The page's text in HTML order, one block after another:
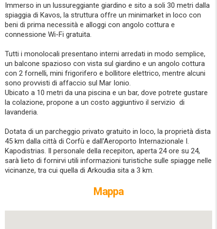
Immerso in un lussureggiante giardino e sito a soli 30 metri dalla
spiaggia di Kavos, la struttura offre un minimarket in loco con
beni di prima necessità e alloggi con angolo cottura e
connessione Wi-Fi gratuita.
Tutti i monolocali presentano interni arredati in modo semplice,
un balcone spazioso con vista sul giardino e un angolo cottura
con 2 fornelli, mini frigorifero e bollitore elettrico, mentre alcuni
sono provvisti di affaccio sul Mar Ionio.
Ubicato a 10 metri da una piscina e un bar, dove potrete gustare
la colazione, propone a un costo aggiuntivo il servizio di
lavanderia.
Dotata di un parcheggio privato gratuito in loco, la proprietà dista
45 km dalla città di Corfù e dall'Aeroporto Internazionale I.
Kapodistrias. Il personale della recepiton, aperta 24 ore su 24,
sarà lieto di fornirvi utili informazioni turistiche sulle spiagge nelle
vicinanze, tra cui quella di Arkoudia sita a 3 km.
Mappa